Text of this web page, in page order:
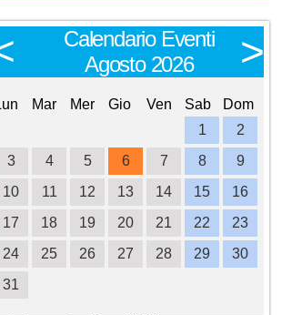
Calendario Eventi
Agosto 2026
>
Mar Mer Gio Ven Sab
Dom
1
2
3
4 5 6 7 8
9
10
11 12 13 14 15
16
17
18 19 20 21 22
23
24
25 26 27 28 29
30
31